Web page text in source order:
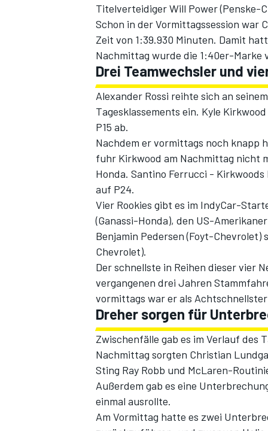
Titelverteidiger Will Power (Penske-
Schon in der Vormittagssession war
Zeit von 1:39.930 Minuten. Damit
Nachmittag wurde die 1:40er-Marke
Drei Teamwechsler und
Alexander Rossi reihte sich an
Tagesklassements ein. Kyle
P15 ab.
Nachdem er vormittags noch knapp
fuhr Kirkwood am Nachmittag nicht
Honda. Santino Ferrucci -
auf P24.
Vier Rookies gibt es im IndyCar-
(Ganassi-Honda), den US-
Benjamin Pedersen (Foyt-
Chevrolet).
Der schnellste in Reihen dieser vier
vergangenen drei Jahren
vormittags war er als
Dreher sorgen für
Zwischenfälle gab es im Verlauf des
Nachmittag sorgten Christian
Sting Ray Robb und McLaren-
Außerdem gab es eine
einmal ausrollte.
Am Vormittag hatte es zwei